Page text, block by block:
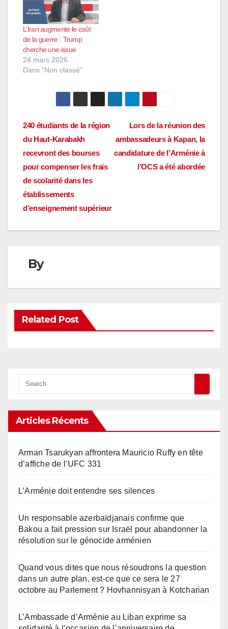
L’Iran augmente le coût
de la guerre : Trump
cherche une issue
24 mars 2026
Dans "Non classé"
Navigation
de
l’article
Lors de la réunion des
ambassadeurs à Kapan, la
candidature de l’Arménie à
l’OCS a été abordée
240 étudiants de la région
du Haut-Karabakh
recevront des bourses
pour compenser les frais
de scolarité dans les
établissements
d’enseignement supérieur
By
Related Post
Articles Récents
Arman Tsarukyan affrontera Mauricio Ruffy en tête
d’affiche de l’UFC 331
L’Arménie doit entendre ses silences
Un responsable azerbaïdjanais confirme que
Bakou a fait pression sur Israël pour abandonner la
résolution sur le génocide arménien
Quand vous dites que nous résoudrons la question
dans un autre plan, est-ce que ce sera le 27
octobre au Parlement ? Hovhannisyan à Kotcharian
L’Ambassade d’Arménie au Liban exprime sa